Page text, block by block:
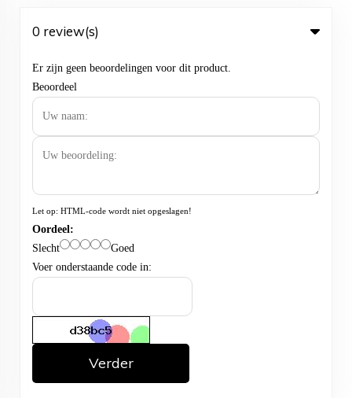
0 review(s)
Er zijn geen beoordelingen voor dit product.
Beoordeel
Let op: HTML-code wordt niet opgeslagen!
Oordeel:
Slecht
Goed
Voer onderstaande code in:
Verder